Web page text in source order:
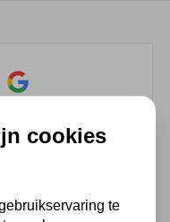
tot 21:00 !
dezelfde dag
Bel ons +31
cookies
te